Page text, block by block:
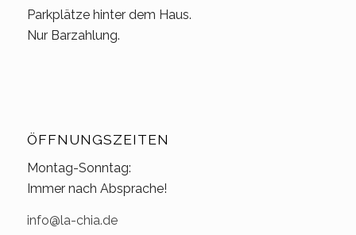
Parkplätze hinter dem Haus.
Nur Barzahlung.
ÖFFNUNGSZEITEN
Montag-Sonntag:
Immer nach Absprache!
info@la-chia.de